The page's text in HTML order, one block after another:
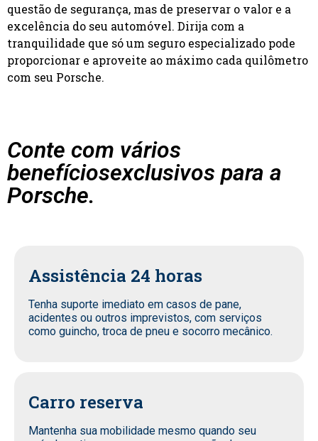
questão de segurança, mas de preservar o valor e a
excelência do seu automóvel. Dirija com a
tranquilidade que só um seguro especializado pode
proporcionar e aproveite ao máximo cada quilômetro
com seu Porsche.
Conte com vários
benefíciosexclusivos para a
Porsche.
Assistência 24 horas
Tenha suporte imediato em casos de pane,
acidentes ou outros imprevistos, com serviços
como guincho, troca de pneu e socorro mecânico.
Carro reserva
Mantenha sua mobilidade mesmo quando seu